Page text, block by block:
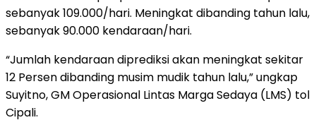
sebanyak 109.000/hari. Meningkat dibanding tahun lalu,
sebanyak 90.000 kendaraan/hari.
“Jumlah kendaraan diprediksi akan meningkat sekitar
12 Persen dibanding musim mudik tahun lalu,” ungkap
Suyitno, GM Operasional Lintas Marga Sedaya (LMS) tol
Cipali.